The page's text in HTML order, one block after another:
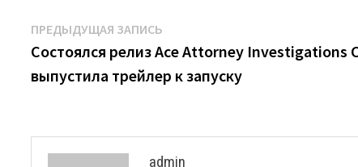
Навигация
по
записям
ПРЕДЫДУЩАЯ ЗАПИСЬ
запись:
Состоялся релиз Ace Attorney Investigations
выпустила трейлер к запуску
admin